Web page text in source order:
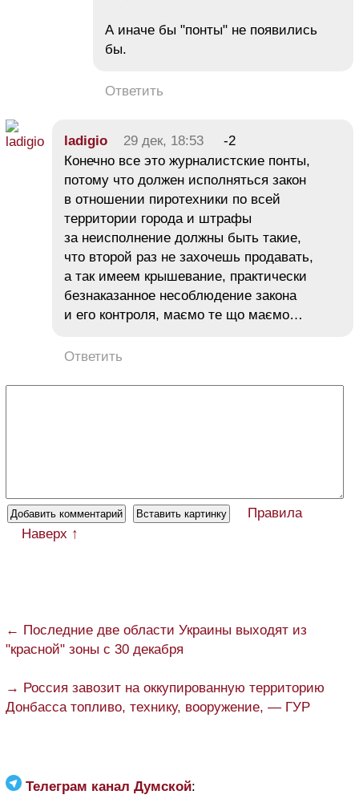
А иначе бы "понты" не появились
бы.
Ответить
ladigio 29 дек, 18:53
-2
Конечно все это журналистские понты,
потому что должен исполняться закон
в отношении пиротехники по всей
территории города и штрафы
за неисполнение должны быть такие,
что второй раз не захочешь продавать,
а так имеем крышевание, практически
безнаказанное несоблюдение закона
и его контроля, маємо те що маємо…
Ответить
Правила
Наверх ↑
← Последние две области Украины выходят из
"красной" зоны с 30 декабря
→ Россия завозит на оккупированную территорию
Донбасса топливо, технику, вооружение, — ГУР
Телеграм канал Думской: